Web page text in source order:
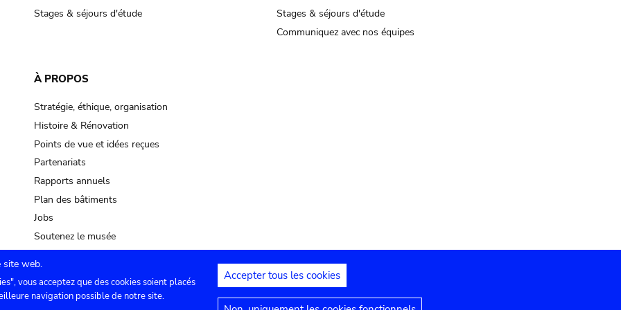
Stages & séjours d'étude
Stages & séjours d'étude
Communiquez avec nos équipes
À PROPOS
Stratégie, éthique, organisation
Histoire & Rénovation
Points de vue et idées reçues
Partenariats
Rapports annuels
Plan des bâtiments
Jobs
Soutenez le musée
Contact Paramètres de confidentialité Mentions juridiques Déclaration d'accessibilité
site web.
vous acceptez que des cookies soient placés
navigation possible de notre site.
Accepter tous les cookies